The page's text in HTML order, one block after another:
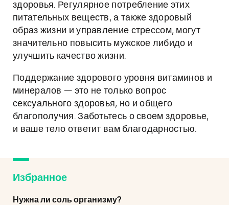
здоровья. Регулярное потребление этих
питательных веществ, а также здоровый
образ жизни и управление стрессом, могут
значительно повысить мужское либидо и
улучшить качество жизни.
Поддержание здорового уровня витаминов и
минералов — это не только вопрос
сексуального здоровья, но и общего
благополучия. Заботьтесь о своем здоровье,
и ваше тело ответит вам благодарностью.
Избранное
Нужна ли соль организму?